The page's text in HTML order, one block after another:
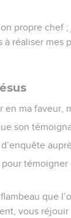
propre chef
réaliser mes
ma faveur,
son
pour
que
vous réjouir